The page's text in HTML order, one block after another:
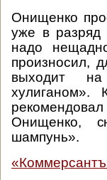
Онищенко
уже в
надо
произносил,
выходит
Онищенко,
шампунь».